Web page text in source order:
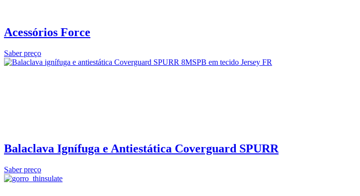
Acessórios Force
Saber preço
Balaclava Ignífuga e Antiestática Coverguard SPURR
Saber preço